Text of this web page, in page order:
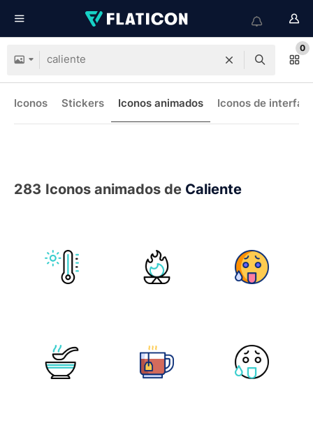
0
Iconos Stickers Iconos animados Iconos de interfaz
283 Iconos animados de Caliente